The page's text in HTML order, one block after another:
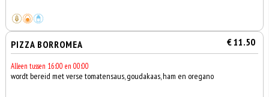
PIZZA BORROMEA € 11.50
Alleen tussen 16:00 en 00:00
wordt bereid met verse tomatensaus, goudakaas, ham en oregano